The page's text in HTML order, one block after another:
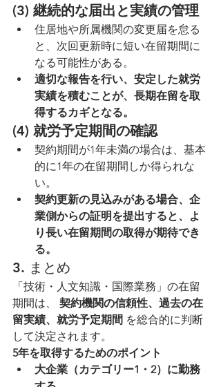
(3) 継続的な届出と実績の管理
住居地や所属機関の変更届を怠る
と、次回更新時に短い在留期間に
なる可能性がある。
適切な報告を行い、安定した就労
実績を積むことが、長期在留を取
得するカギとなる。
(4) 就労予定期間の確認
契約期間が1年未満の場合は、基本
的に1年の在留期間しか得られな
い。
契約更新の見込みがある場合、企
業側からの証明を提出すると、よ
り長い在留期間の取得が期待でき
る。
3. まとめ
「技術・人文知識・国際業務」の在留
期間は、 契約機関の信頼性、過去の在
留実績、就労予定期間 を総合的に判断
して決定されます。
5年を取得するためのポイント
大企業（カテゴリー1・2）に勤務